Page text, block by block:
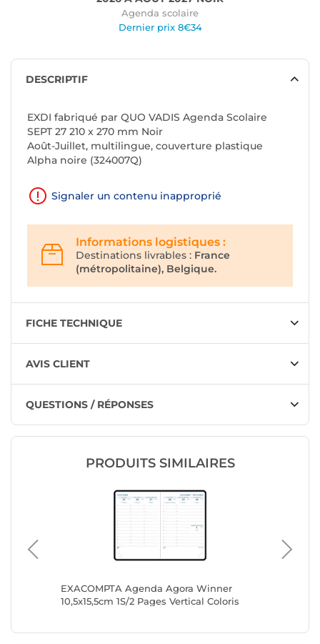
Agenda scolaire
Dernier prix 8€34
DESCRIPTIF
EXDI fabriqué par QUO VADIS Agenda Scolaire
SEPT 27 210 x 270 mm Noir
Août-Juillet, multilingue, couverture plastique
Alpha noire (324007Q)
Signaler un contenu inapproprié
Informations logistiques :
Destinations livrables : France
(métropolitaine), Belgique.
FICHE TECHNIQUE
AVIS CLIENT
QUESTIONS / RÉPONSES
PRODUITS SIMILAIRES
EXACOMPTA Agenda Agora Winner
10,5x15,5cm 1S/2 Pages Vertical Coloris